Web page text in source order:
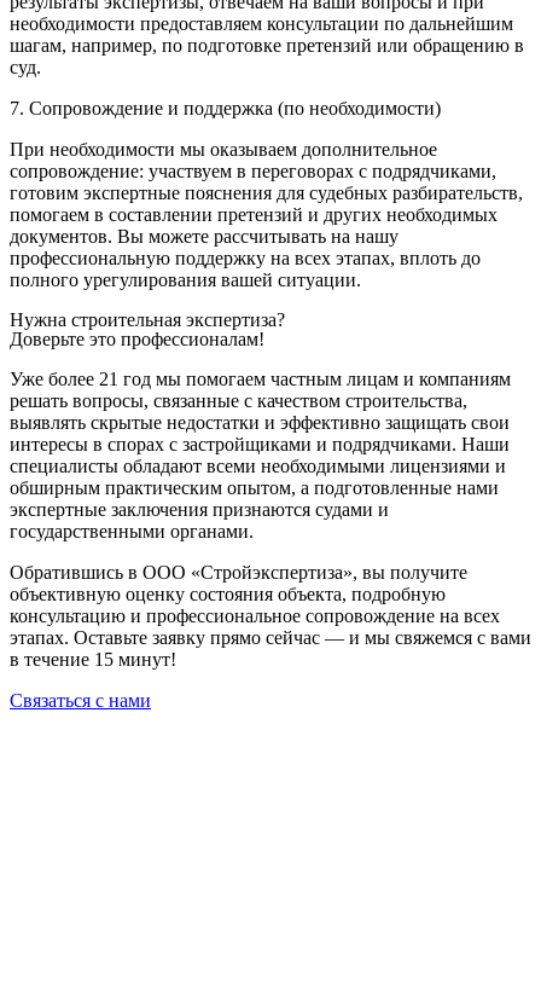
необходимости предоставляем консультации по дальнейшим
шагам, например, по подготовке претензий или обращению в
суд.
7. Сопровождение и поддержка (по необходимости)
При необходимости мы оказываем дополнительное
сопровождение: участвуем в переговорах с подрядчиками,
готовим экспертные пояснения для судебных разбирательств,
помогаем в составлении претензий и других необходимых
документов. Вы можете рассчитывать на нашу
профессиональную поддержку на всех этапах, вплоть до
полного урегулирования вашей ситуации.
Нужна строительная экспертиза?
Доверьте это профессионалам!
Уже более 21 год мы помогаем частным лицам и компаниям
решать вопросы, связанные с качеством строительства,
выявлять скрытые недостатки и эффективно защищать свои
интересы в спорах с застройщиками и подрядчиками. Наши
специалисты обладают всеми необходимыми лицензиями и
обширным практическим опытом, а подготовленные нами
экспертные заключения признаются судами и
государственными органами.
Обратившись в ООО «Стройэкспертиза», вы получите
объективную оценку состояния объекта, подробную
консультацию и профессиональное сопровождение на всех
этапах. Оставьте заявку прямо сейчас — и мы свяжемся с вами
в течение 15 минут!
Связаться с нами